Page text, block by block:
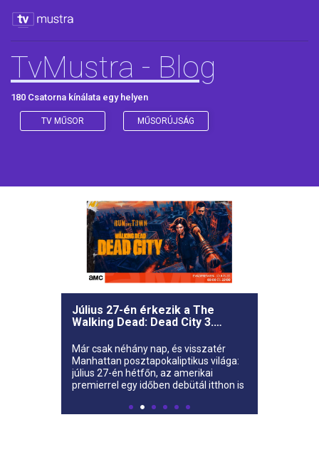
TvMustra - Blog
180 Csatorna kínálata egy helyen
TV MŰSOR MŰSORÚJSÁG
Július 27-én érkezik a The
Walking Dead: Dead City 3.
Már csak néhány nap, és visszatér
Manhattan posztapokaliptikus világa:
július 27-én hétfőn, az amerikai
premierrel egy időben debütál itthon is
City harmadik évada.